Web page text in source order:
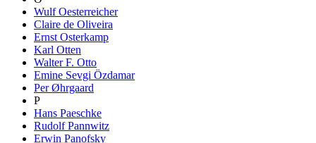
Wulf Oesterreicher
Claire de Oliveira
Ernst Osterkamp
Karl Otten
Walter F. Otto
Emine Sevgi Özdamar
Per Øhrgaard
P
Hans Paeschke
Rudolf Pannwitz
Erwin Panofsky